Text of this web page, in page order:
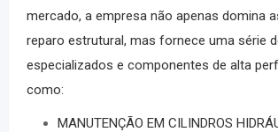
mercado, a empresa não apenas domina
reparo estrutural, mas fornece uma série
especializados e componentes de alta
como:
MANUTENÇÃO EM CILINDROS